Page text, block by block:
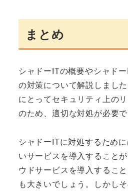
まとめ
シャドーITの概要やシャド
の対策について解説しまし
にとってセキュリティ上の
のため、適切な対処が必要で
シャドーITに対処するため
いサービスを導入すること
ウドサービスを導入するこ
も大きいでしょう。しかし